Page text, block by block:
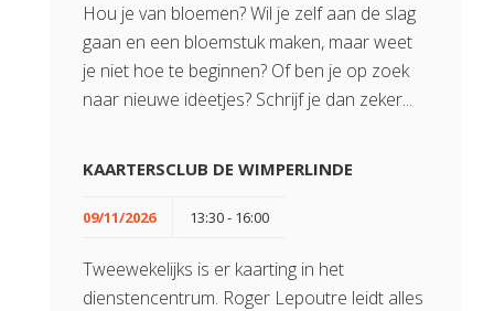
Hou je van bloemen? Wil je zelf aan de slag
gaan en een bloemstuk maken, maar weet
je niet hoe te beginnen? Of ben je op zoek
naar nieuwe ideetjes? Schrijf je dan zeker...
KAARTERSCLUB DE WIMPERLINDE
09/11/2026 13:30 - 16:00
Tweewekelijks is er kaarting in het
dienstencentrum. Roger Lepoutre leidt alles